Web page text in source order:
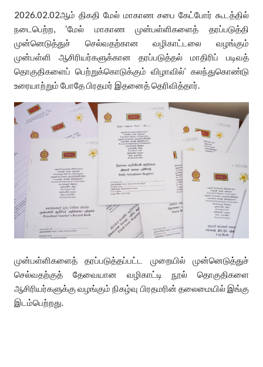
2026.02.02ஆம் திகதி மேல் மாகாண சபை கேட்போர் கூடத்தில்
நடைபெற்ற, ‘மேல் மாகாண முன்பள்ளிகளைத் தரப்படுத்தி
முன்னெடுத்துச் செல்வதற்கான வழிகாட்டலை வழங்கும்
முன்பள்ளி ஆசிரியர்களுக்கான தரப்படுத்தல் மாதிரிப் படிவத்
தொகுதிகளைப் பெற்றுக்கொடுக்கும் விழாவில்’ கலந்துகொண்டு
உரையாற்றும் போதே பிரதமர் இதனைத் தெரிவித்தார்.
முன்பள்ளிகளைத் தரப்படுத்தப்பட்ட முறையில் முன்னெடுத்துச்
செல்வதற்குத் தேவையான வழிகாட்டி நூல் தொகுதிகளை
ஆசிரியர்களுக்கு வழங்கும் நிகழ்வு பிரதமரின் தலைமையில் இங்கு
இடம்பெற்றது.